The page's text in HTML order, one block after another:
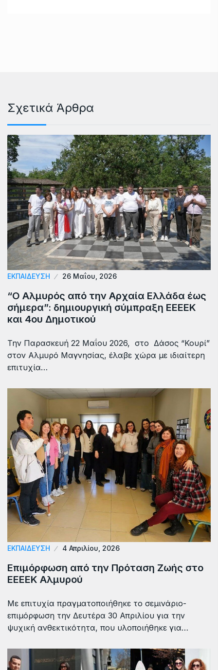
Σχετικά Άρθρα
ΕΚΠΑΙΔΕΥΣΗ 26 Μαΐου, 2026
“Ο Αλμυρός από την Αρχαία Ελλάδα έως
σήμερα”: δημιουργική σύμπραξη ΕΕΕΕΚ
και 4ου Δημοτικού
Την Παρασκευή 22 Μαΐου 2026, στο Δάσος “Κουρί”
στον Αλμυρό Μαγνησίας, έλαβε χώρα με ιδιαίτερη
επιτυχία…
ΕΚΠΑΙΔΕΥΣΗ 4 Απριλίου, 2026
Επιμόρφωση από την Πρόταση Ζωής στο
ΕΕΕΕΚ Αλμυρού
Με επιτυχία πραγματοποιήθηκε το σεμινάριο-
επιμόρφωση την Δευτέρα 30 Απριλίου για την
ψυχική ανθεκτικότητα, που υλοποιήθηκε για…